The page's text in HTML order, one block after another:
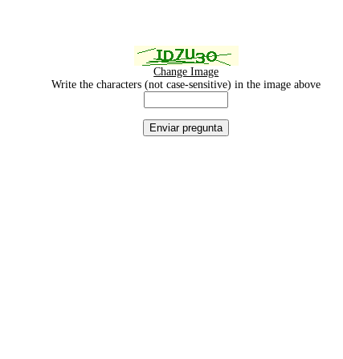
Change Image
Write the characters (not case-sensitive) in the image above